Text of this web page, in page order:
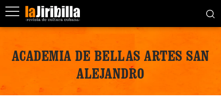
ACADEMIA DE BELLAS ARTES SAN
ALEJANDRO